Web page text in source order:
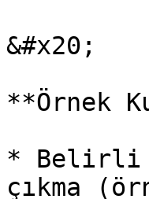
&#x20;
**Örnek
* Belirli
çıkma